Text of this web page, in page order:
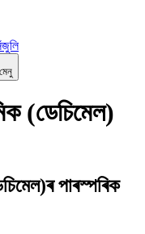
মেনু
(ডেচিমেল)
পাৰস্পৰিক